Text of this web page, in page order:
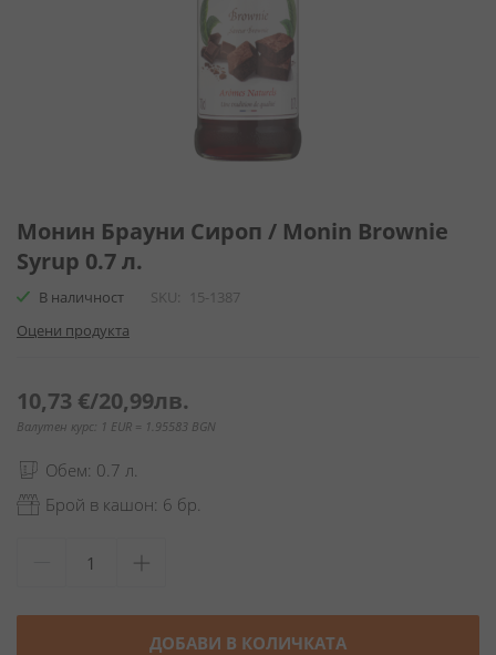
към
на
галерия
снимки
Монин Брауни Сироп / Monin Brownie
Syrup 0.7 л.
В наличност SKU
15-1387
Оцени продукта
10,73 €/20,99лв.
Валутен курс: 1 EUR = 1.95583 BGN
Обем: 0.7 л.
Брой в кашон: 6 бр.
ДОБАВИ В КОЛИЧКАТА